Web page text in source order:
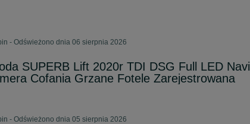
- Odświeżono dnia 06 sierpnia 2026
SUPERB Lift 2020r TDI DSG Full LED Navi
Cofania Grzane Fotele Zarejestrowana
- Odświeżono dnia 05 sierpnia 2026